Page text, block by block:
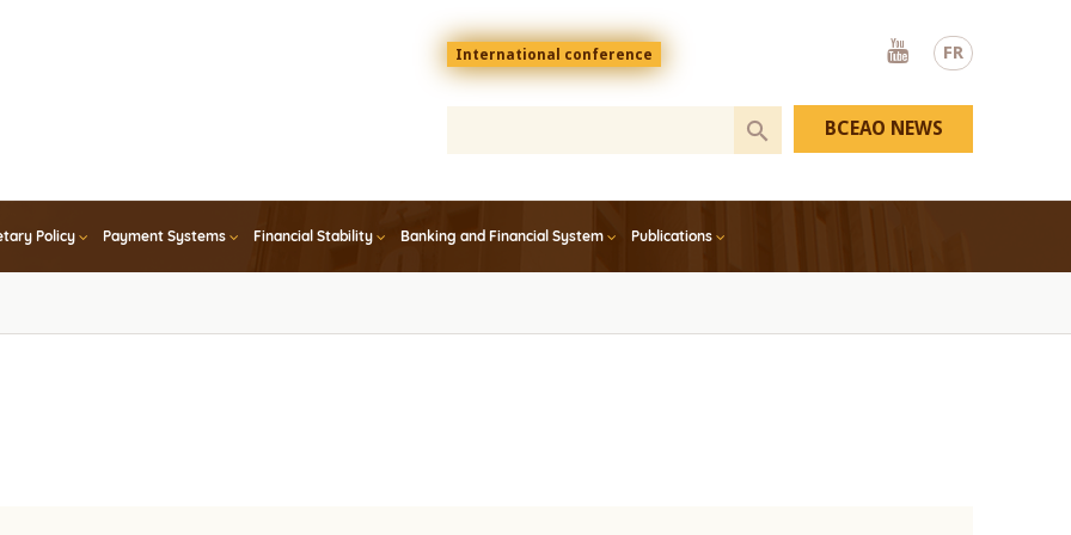
FR
Menu
top
En
International conference
Youtube
Policy Payment Systems Financial Stability Banking and Financial System Publications
BCEAO NEWS